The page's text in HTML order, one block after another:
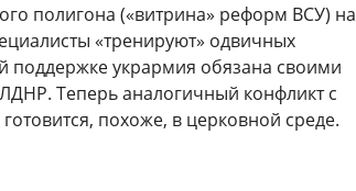
полигона («витрина» реформ ВСУ) на
«тренируют» одвичных
укрармия обязана своими
Теперь аналогичный конфликт с
похоже, в церковной среде.